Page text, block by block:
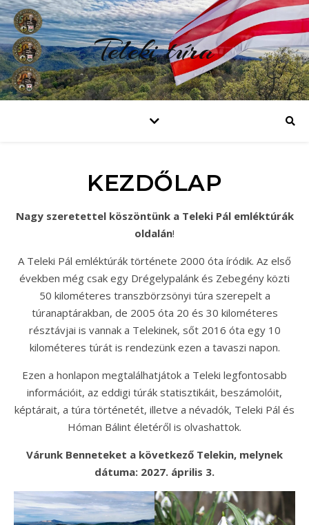
Teleki túra
KEZDŐLAP
Nagy szeretettel köszöntünk a Teleki Pál emléktúrák
oldalán!
A Teleki Pál emléktúrák története 2000 óta íródik. Az első
években még csak egy Drégelypalánk és Zebegény közti
50 kilométeres transzbörzsönyi túra szerepelt a
túranaptárakban, de 2005 óta 20 és 30 kilométeres
résztávjai is vannak a Telekinek, sőt 2016 óta egy 10
kilométeres túrát is rendezünk ezen a tavaszi napon.
Ezen a honlapon megtalálhatjátok a Teleki legfontosabb
információit, az eddigi túrák statisztikáit, beszámolóit,
képtárait, a túra történetét, illetve a névadók, Teleki Pál és
Hóman Bálint életéről is olvashattok.
Várunk Benneteket a következő Telekin, melynek
dátuma: 2027. április 3.